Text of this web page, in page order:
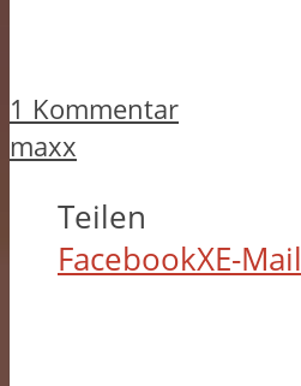
1 Kommentar
maxx
Teilen
FacebookXE-Mail